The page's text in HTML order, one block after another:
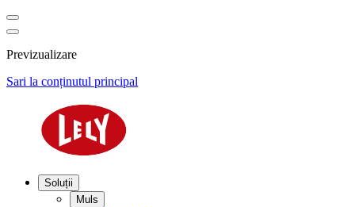
Previzualizare
Sari la conținutul principal
Soluții
Muls